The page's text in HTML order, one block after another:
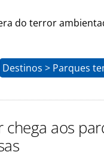
do terror
Destinos > Parques
aos